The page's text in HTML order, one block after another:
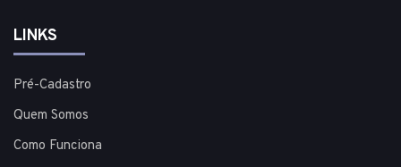
LINKS
Pré-Cadastro
Quem Somos
Como Funciona